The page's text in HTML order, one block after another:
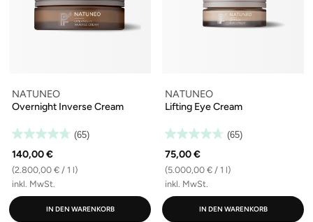
NATUNEO
Overnight Inverse Cream
(65)
140,00 €
(2.800,00 € / 1 l)
inkl. MwSt.
IN DEN WARENKORB
NATUNEO
Lifting Eye Cream
(65)
75,00 €
(5.000,00 € / 1 l)
inkl. MwSt.
IN DEN WARENKORB